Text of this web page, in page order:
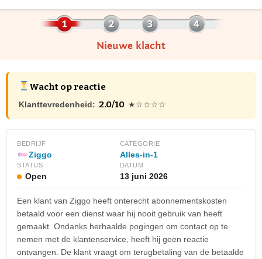
Nieuwe klacht
Wacht op reactie
Klanttevredenheid: 2.0/10 ★☆☆☆☆
BEDRIJF
Ziggo
CATEGORIE
Alles-in-1
STATUS
Open
DATUM
13 juni 2026
Een klant van Ziggo heeft onterecht abonnementskosten
betaald voor een dienst waar hij nooit gebruik van heeft
gemaakt. Ondanks herhaalde pogingen om contact op te
nemen met de klantenservice, heeft hij geen reactie
ontvangen. De klant vraagt om terugbetaling van de betaalde